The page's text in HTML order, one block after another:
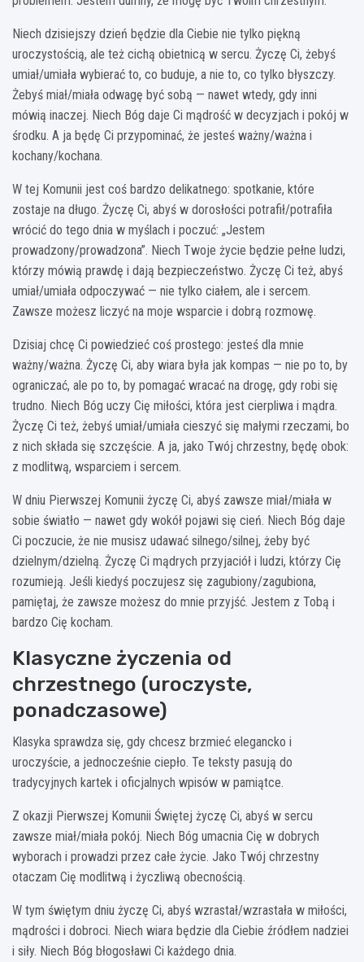
Niech dzisiejszy dzień będzie dla Ciebie nie tylko piękną
uroczystością, ale też cichą obietnicą w sercu. Życzę Ci, żebyś
umiał/umiała wybierać to, co buduje, a nie to, co tylko błyszczy.
Żebyś miał/miała odwagę być sobą — nawet wtedy, gdy inni
mówią inaczej. Niech Bóg daje Ci mądrość w decyzjach i pokój w
środku. A ja będę Ci przypominać, że jesteś ważny/ważna i
kochany/kochana.
W tej Komunii jest coś bardzo delikatnego: spotkanie, które
zostaje na długo. Życzę Ci, abyś w dorosłości potrafił/potrafiła
wrócić do tego dnia w myślach i poczuć: „Jestem
prowadzony/prowadzona”. Niech Twoje życie będzie pełne ludzi,
którzy mówią prawdę i dają bezpieczeństwo. Życzę Ci też, abyś
umiał/umiała odpoczywać — nie tylko ciałem, ale i sercem.
Zawsze możesz liczyć na moje wsparcie i dobrą rozmowę.
Dzisiaj chcę Ci powiedzieć coś prostego: jesteś dla mnie
ważny/ważna. Życzę Ci, aby wiara była jak kompas — nie po to, by
ograniczać, ale po to, by pomagać wracać na drogę, gdy robi się
trudno. Niech Bóg uczy Cię miłości, która jest cierpliwa i mądra.
Życzę Ci też, żebyś umiał/umiała cieszyć się małymi rzeczami, bo
z nich składa się szczęście. A ja, jako Twój chrzestny, będę obok:
z modlitwą, wsparciem i sercem.
W dniu Pierwszej Komunii życzę Ci, abyś zawsze miał/miała w
sobie światło — nawet gdy wokół pojawi się cień. Niech Bóg daje
Ci poczucie, że nie musisz udawać silnego/silnej, żeby być
dzielnym/dzielną. Życzę Ci mądrych przyjaciół i ludzi, którzy Cię
rozumieją. Jeśli kiedyś poczujesz się zagubiony/zagubiona,
pamiętaj, że zawsze możesz do mnie przyjść. Jestem z Tobą i
bardzo Cię kocham.
Klasyczne życzenia od
chrzestnego (uroczyste,
ponadczasowe)
Klasyka sprawdza się, gdy chcesz brzmieć elegancko i
uroczyście, a jednocześnie ciepło. Te teksty pasują do
tradycyjnych kartek i oficjalnych wpisów w pamiątce.
Z okazji Pierwszej Komunii Świętej życzę Ci, abyś w sercu
zawsze miał/miała pokój. Niech Bóg umacnia Cię w dobrych
wyborach i prowadzi przez całe życie. Jako Twój chrzestny
otaczam Cię modlitwą i życzliwą obecnością.
W tym świętym dniu życzę Ci, abyś wzrastał/wzrastała w miłości,
mądrości i dobroci. Niech wiara będzie dla Ciebie źródłem nadziei
i siły. Niech Bóg błogosławi Ci każdego dnia.